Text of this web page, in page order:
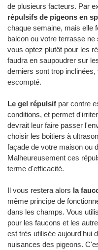
de plusieurs facteurs. Par
répulsifs de pigeons en
chaque semaine, mais elle
balcon ou votre terrasse
vous optez plutôt pour les
faudra en saupoudrer sur
derniers sont trop
escompté.
Le gel répulsif par contre
conditions, et permet
devrait leur faire passer
choisir les boitiers à
façade de votre maison ou
Malheureusement ces
terme d'efficacité.
Il vous restera alors la
même principe de
dans les champs. Vous
pour les faucons et les
est très utilisée aujourd'hui
nuisances des pigeons.